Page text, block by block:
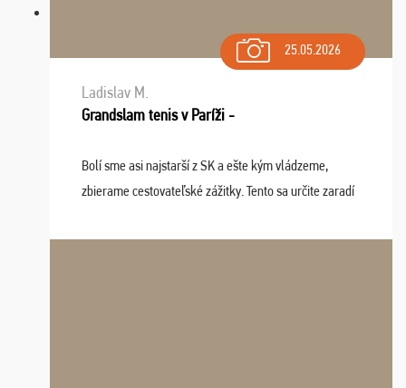
25.05.2026
Ladislav M.
Grandslam tenis v Paríži -
Bolí sme asi najstarší z SK a ešte kým vládzeme,
zbierame cestovateľské zážitky. Tento sa určite zaradí
osudu - pohodový šefík Meďo, dobrá parti ...